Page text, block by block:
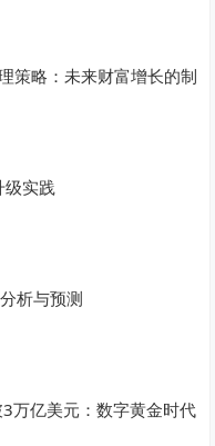
策略：未来财富增长的制
级实践
析与预测
万亿美元：数字黄金时代